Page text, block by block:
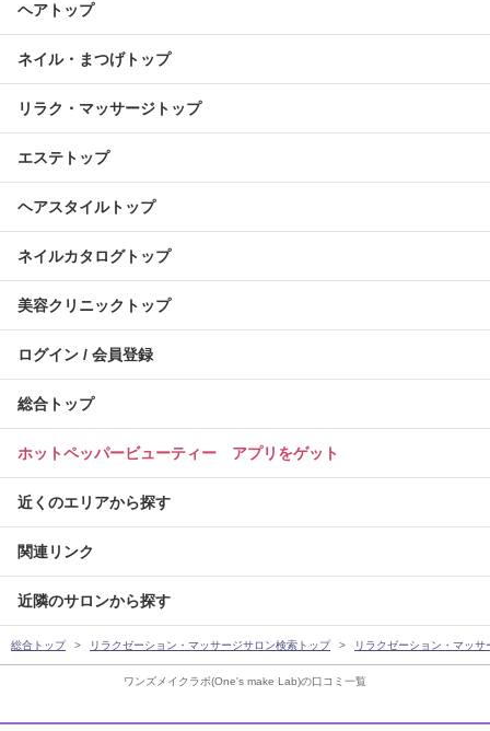
ワンズメイクラボ(One's make Lab)の口コミ一覧
ヘアトップ
ネイル・まつげトップ
リラク・マッサージトップ
エステトップ
ヘアスタイルトップ
ネイルカタログトップ
美容クリニックトップ
ログイン / 会員登録
総合トップ
ホットペッパービューティー アプリをゲット
近くのエリアから探す
関連リンク
近隣のサロンから探す
総合トップ リラクゼーション・マッサージサロン検索トップ リラクゼーション・マッ